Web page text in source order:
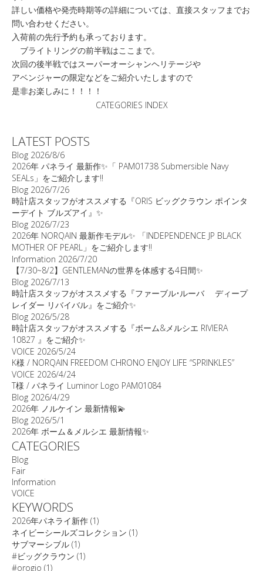
詳しい価格や発売時期等の詳細については、直接スタッフまでお
問い合わせください。
入荷前の先行予約も承っております。
ブライトリングの前半戦はここまで。
次回の後半戦ではスーパーオーシャンヘリテージや
アベンジャーの限定などをご紹介いたしますので
是非お楽しみに！！！！
CATEGORIES INDEX
LATEST POSTS
Blog 2026/8/6
2026年 パネライ 最新作✨「 PAM01738 Submersible Navy
SEALs」をご紹介します‼️
Blog 2026/7/26
時計店スタッフがオススメする『ORIS ビッグクラウン ポインタ
ーデイト ブルズアイ』✨
Blog 2026/7/23
2026年 NORQAIN 最新作モデル✨ 「INDEPENDENCE JP BLACK
MOTHER OF PEARL」をご紹介します‼️
Information 2026/7/20
【7/30~8/2】GENTLEMANの世界を体感する4日間✨
Blog 2026/7/13
時計店スタッフがオススメする『ファーブル•ルーバ ディープ
レイダー リバイバル』をご紹介✨
Blog 2026/5/28
時計店スタッフがオススメする『ボーム&メルシエ RIVIERA
10827 』をご紹介✨
VOICE 2026/5/24
K様 / NORQAIN FREEDOM CHRONO ENJOY LIFE “SPRINKLES”
VOICE 2026/4/24
T様 / パネライ Luminor Logo PAM01084
Blog 2026/4/29
2026年 ノルケイン 最新情報💫
Blog 2026/5/1
2026年 ボーム＆メルシエ 最新情報✨
CATEGORIES
Blog
Fair
Information
VOICE
KEYWORDS
2026年パネライ新作 (1)
ネイビーシールズコレクション (1)
サブマーシブル (1)
#ビッグクラウン (1)
#orogio (1)